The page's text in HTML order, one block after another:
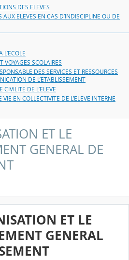
DES ELEVES
AUX ELEVES EN CAS D’INDISCIPLINE OU DE
VOYAGES SCOLAIRES
DES SERVICES ET RESSOURCES
DE L’ETABLISSEMENT
DE L’ELEVE
EN COLLECTIVITE DE L’ELEVE INTERNE
ET LE
GENERAL DE
ET LE
GENERAL